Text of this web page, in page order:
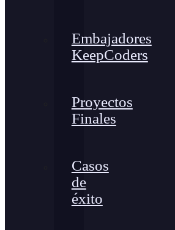
Embajadores
KeepCoders
Proyectos
Finales
Casos
de
éxito